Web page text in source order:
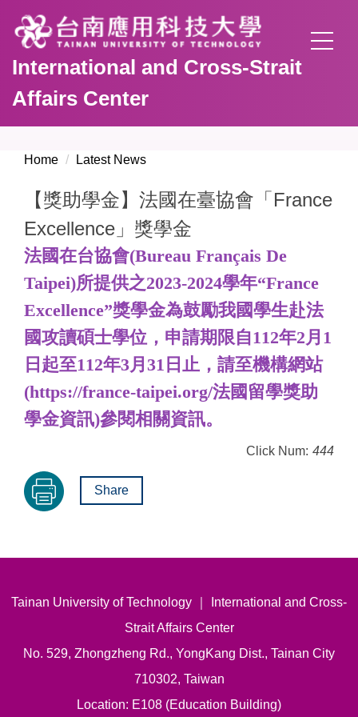
Jump
to
the
main
content
block
International and Cross-Strait
Affairs Center
Home Latest News
【獎助學金】法國在臺協會「France
Excellence」獎學金
法國在台協會(Bureau Français De
Taipei)所提供之2023-2024學年“France
Excellence”獎學金為鼓勵我國學生赴法
國攻讀碩士學位，申請期限自112年2月1
日起至112年3月31日止，請至機構網站
(https://france-taipei.org/法國留學獎助
學金資訊)參閱相關資訊。
Click Num: 444
Share
Tainan University of Technology ｜ International and Cross-
Strait Affairs Center
No. 529, Zhongzheng Rd., YongKang Dist., Tainan City
710302, Taiwan
Location: E108 (Education Building)